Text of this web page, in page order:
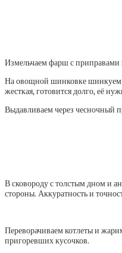
Измельчаем фарш с приправами
На овощной шинковке шинкуем
жесткая, готовится долго, её
Выдавливаем через чесночный
В сковороду с толстым дном и
стороны. Аккуратность и
Переворачиваем котлеты и
пригоревших кусочков.